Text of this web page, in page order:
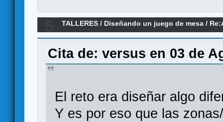
TALLERES / Diseñando un juego de mesa /
Cita de: versus en 03 de
El reto era diseñar algo
Y es por eso que las